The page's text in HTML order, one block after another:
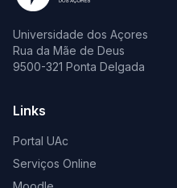
Universidade dos Açores
Rua da Mãe de Deus
9500-321 Ponta Delgada
Links
Portal UAc
Serviços Online